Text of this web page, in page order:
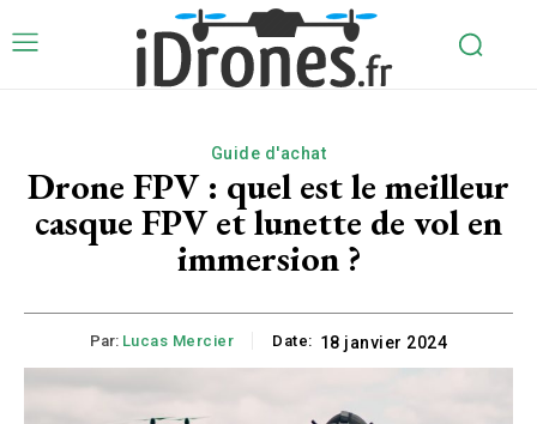
Guide d'achat
Drone FPV : quel est le meilleur
casque FPV et lunette de vol en
immersion ?
Par: Lucas Mercier Date: 18 janvier 2024